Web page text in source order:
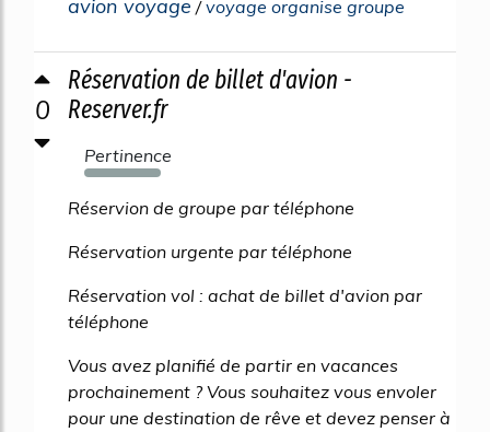
avion voyage /voyage organise groupe
0
Réservation de billet d'avion -
Reserver.fr
Pertinence
318%
Réservion de groupe par téléphone
Réservation urgente par téléphone
Réservation vol : achat de billet d'avion par
téléphone
Vous avez planifié de partir en vacances
prochainement ? Vous souhaitez vous envoler
pour une destination de rêve et devez penser à